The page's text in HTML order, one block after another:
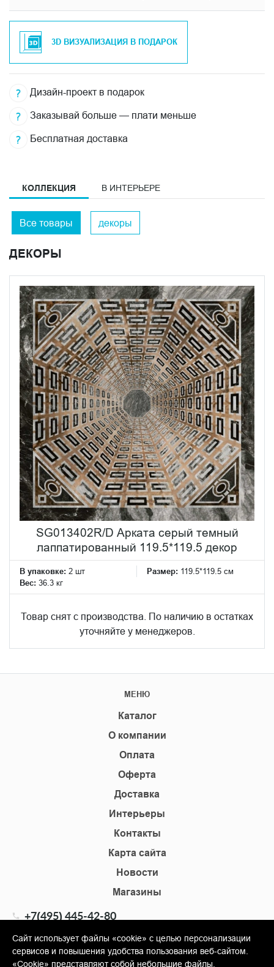
3D ВИЗУАЛИЗАЦИЯ В ПОДАРОК
Дизайн-проект в подарок
Заказывай больше — плати меньше
Бесплатная доставка
КОЛЛЕКЦИЯ В ИНТЕРЬЕРЕ
Все товары декоры
ДЕКОРЫ
SG013402R/D Арката серый темный
лаппатированный 119.5*119.5 декор
В упаковке: 2 шт Размер: 119.5*119.5 см
Вес: 36.3 кг
Товар снят с производства. По наличию в остатках
уточняйте у менеджеров.
МЕНЮ
Каталог
О компании
Оплата
Оферта
Доставка
Интерьеры
Контакты
Карта сайта
Новости
Магазины
+7(495) 445-42-80
info@shopkm.ru
Сайт использует файлы «cookie» с целью персонализации
сервисов и повышения удобства пользования веб-сайтом.
«Cookie» представляют собой небольшие файлы,